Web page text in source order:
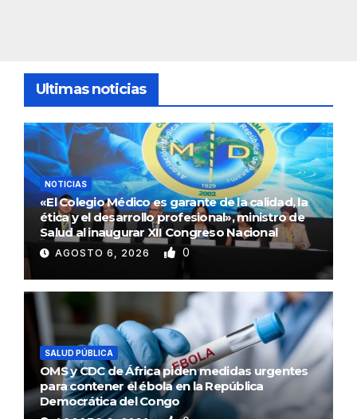
Ultimas noticias
NOTICIAS
«El Colegio Médico es garante de la calidad, la
ética y el desarrollo profesional», ministro de
Salud al inaugurar XII Congreso Nacional
AGOSTO 6, 2026 0
SALUD PÚBLICA
OMS y CDC de África piden medidas urgentes
para contener el ébola en la República
Democrática del Congo